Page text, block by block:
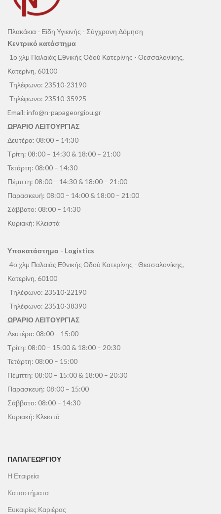
Πλακάκια - Είδη Υγιεινής - Σύγχρονη Δόμηση
Κεντρικό κατάστημα
1ο χλμ Παλαιάς Εθνικής Οδού Κατερίνης - Θεσσαλονίκης,
Κατερίνη, 60100
Τηλέφωνο: 23510-23190
Τηλέφωνο: 23510-35925
Email: info@n-papageorgiou.gr
ΩΡΑΡΙΟ ΛΕΙΤΟΥΡΓΙΑΣ
Δευτέρα: 08:00 – 14:30
Τρίτη: 08:00 – 14:30 & 18:00 – 21:00
Τετάρτη: 08:00 – 14:30
Πέμπτη: 08:00 – 14:30 & 18:00 – 21:00
Παρασκευή: 08:00 – 14:00 & 18:00 – 21:00
Σάββατο: 08:00 – 14:30
Κυριακή: Κλειστά
Υποκατάστημα - Logistics
4ο χλμ Παλαιάς Εθνικής Οδού Κατερίνης - Θεσσαλονίκης,
Κατερίνη, 60100
Τηλέφωνο: 23510-22190
Τηλέφωνο: 23510-38390
ΩΡΑΡΙΟ ΛΕΙΤΟΥΡΓΙΑΣ
Δευτέρα: 08:00 – 15:00
Τρίτη: 08:00 – 15:00 & 18:00 – 20:30
Τετάρτη: 08:00 – 15:00
Πέμπτη: 08:00 – 15:00 & 18:00 – 20:30
Παρασκευή: 08:00 – 15:00
Σάββατο: 08:00 – 14:30
Κυριακή: Κλειστά
ΠΑΠΑΓΕΩΡΓΊΟΥ
Η Εταιρεία
Καταστήματα
Ευκαιρίες Καριέρας